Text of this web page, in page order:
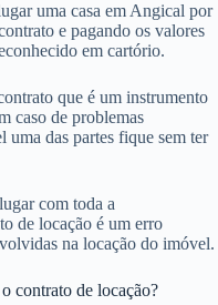
uma casa em Angical por
e pagando os valores
em cartório.
que é um instrumento
caso de problemas
uma das partes fique sem ter
com toda a
de locação é um erro
na locação do imóvel.
contrato de locação?